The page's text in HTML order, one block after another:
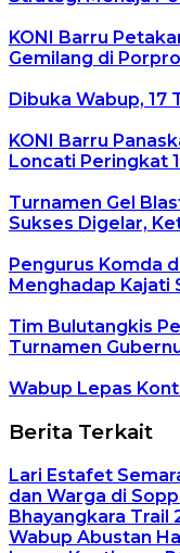
KONI Barru
Gemilang di
Dibuka Wabup, 17
KONI Barru
Loncati Peringkat
Turnamen Gel
Sukses Digelar,
Pengurus Komda
Menghadap Kajati
Tim Bulutangkis
Turnamen
Wabup Lepas
Berita Terkait
Lari Estafet
dan Warga di
Bhayangkara Trail
Wabup Abustan